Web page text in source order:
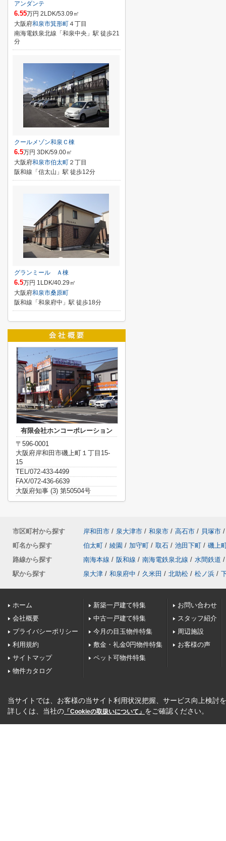
アンダンテ
6.55万円 2LDK/53.09㎡
大阪府和泉市箕形町４丁目
南海電鉄泉北線「和泉中央」駅 徒歩21
分
クールメゾン和泉Ｃ棟
6.5万円 3DK/59.00㎡
大阪府和泉市伯太町 ２丁目
阪和線「信太山」駅 徒歩12分
グランミール Ａ棟
6.5万円 1LDK/40.29㎡
大阪府和泉市桑原町
阪和線「和泉府中」駅 徒歩18分
有限会社ホンコーポレーション
〒596-0001
大阪府岸和田市磯上町１丁目15-
15
TEL/072-433-4499
FAX/072-436-6639
大阪府知事 (3) 第50504号
市区町村から探す 岸和田市 / 泉大津市 / 和泉市 / 高石市 / 貝塚市 /
町名から探す
伯太町 / 綾園 / 加守町 / 取石 / 池田下町 / 磯上
路線から探す
南海本線 / 阪和線 / 南海電鉄泉北線 / 水間鉄道 /
駅から探す
泉大津 / 和泉府中 / 久米田 / 北助松 / 松ノ浜 /
ホーム
会社概要
プライバシーポリシー
利用規約
サイトマップ
物件カタログ
新築一戸建て特集
中古一戸建て特集
今月の目玉物件特集
敷金・礼金0円物件特集
ペット可物件特集
お問い合わせ
スタッフ紹介
周辺施設
お客様の声
当サイトでは、お客様の当サイト利用状況把握、サービス向上検討
詳しくは、当社の 「Cookieの取扱いについて」 をご確認ください。